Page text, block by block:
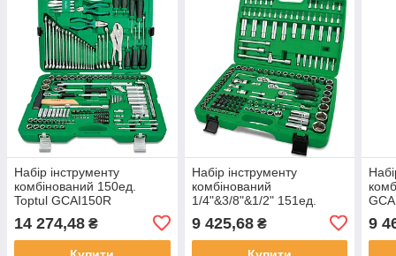
Набір інструменту
комбінований 150ед.
Toptul GCAI150R
14 274,48 ₴
Набір інструменту
комбінований
1/4"&3/8"&1/2" 151ед.
(Тайвань)
9 425,68₴ 9